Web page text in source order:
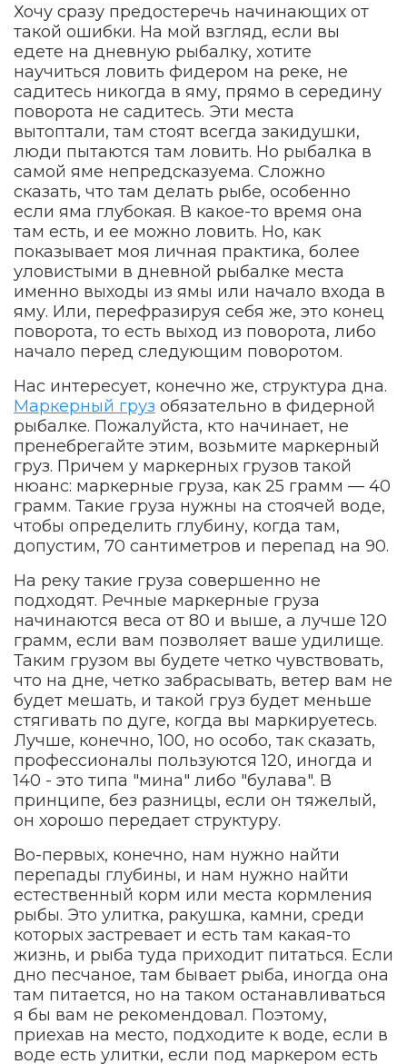
Хочу сразу предостеречь начинающих от
такой ошибки. На мой взгляд, если вы
едете на дневную рыбалку, хотите
научиться ловить фидером на реке, не
садитесь никогда в яму, прямо в середину
поворота не садитесь. Эти места
вытоптали, там стоят всегда закидушки,
люди пытаются там ловить. Но рыбалка в
самой яме непредсказуема. Сложно
сказать, что там делать рыбе, особенно
если яма глубокая. В какое-то время она
там есть, и ее можно ловить. Но, как
показывает моя личная практика, более
уловистыми в дневной рыбалке места
именно выходы из ямы или начало входа в
яму. Или, перефразируя себя же, это конец
поворота, то есть выход из поворота, либо
начало перед следующим поворотом.
Нас интересует, конечно же, структура дна.
Маркерный груз обязательно в фидерной
рыбалке. Пожалуйста, кто начинает, не
пренебрегайте этим, возьмите маркерный
груз. Причем у маркерных грузов такой
нюанс: маркерные груза, как 25 грамм — 40
грамм. Такие груза нужны на стоячей воде,
чтобы определить глубину, когда там,
допустим, 70 сантиметров и перепад на 90.
На реку такие груза совершенно не
подходят. Речные маркерные груза
начинаются веса от 80 и выше, а лучше 120
грамм, если вам позволяет ваше удилище.
Таким грузом вы будете четко чувствовать,
что на дне, четко забрасывать, ветер вам не
будет мешать, и такой груз будет меньше
стягивать по дуге, когда вы маркируетесь.
Лучше, конечно, 100, но особо, так сказать,
профессионалы пользуются 120, иногда и
140 - это типа "мина" либо "булава". В
принципе, без разницы, если он тяжелый,
он хорошо передает структуру.
Во-первых, конечно, нам нужно найти
перепады глубины, и нам нужно найти
естественный корм или места кормления
рыбы. Это улитка, ракушка, камни, среди
которых застревает и есть там какая-то
жизнь, и рыба туда приходит питаться. Если
дно песчаное, там бывает рыба, иногда она
там питается, но на таком останавливаться
я бы вам не рекомендовал. Поэтому,
приехав на место, подходите к воде, если в
воде есть улитки, если под маркером есть